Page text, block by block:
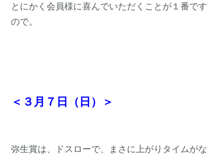
とにかく会員様に喜んでいただくことが１番です
ので。
＜３月７日（日）＞
弥生賞は、ドスローで、まさに上がりタイムがな